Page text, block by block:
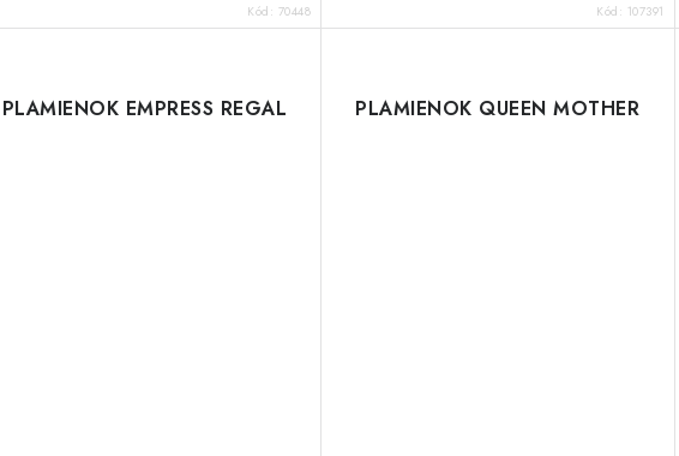
Kód: 70448 Kód: 107391
PLAMIENOK EMPRESS REGAL PLAMIENOK QUEEN MOTHER